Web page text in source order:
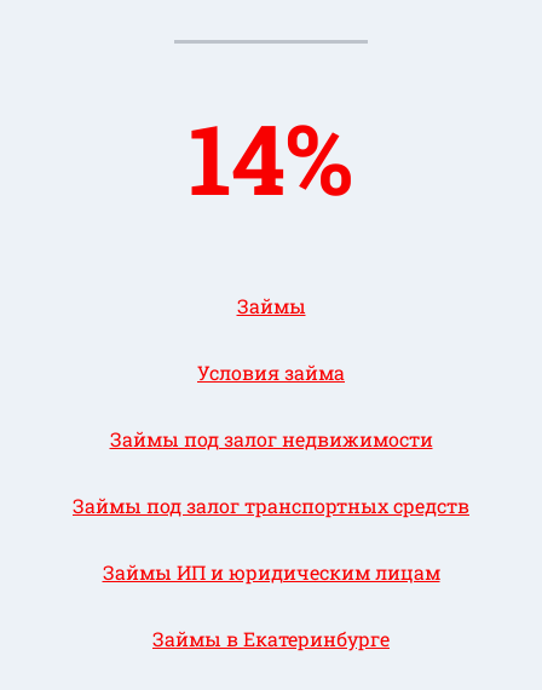
14%
Займы
Условия займа
Займы под залог недвижимости
Займы под залог транспортных средств
Займы ИП и юридическим лицам
Займы в Екатеринбурге